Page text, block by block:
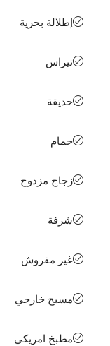
إطلالة بحرية
تيراس
حديقة
حمام
زجاج مزدوج
شرفة
غير مفروش
مسبح خارجي
مطبخ امريكي